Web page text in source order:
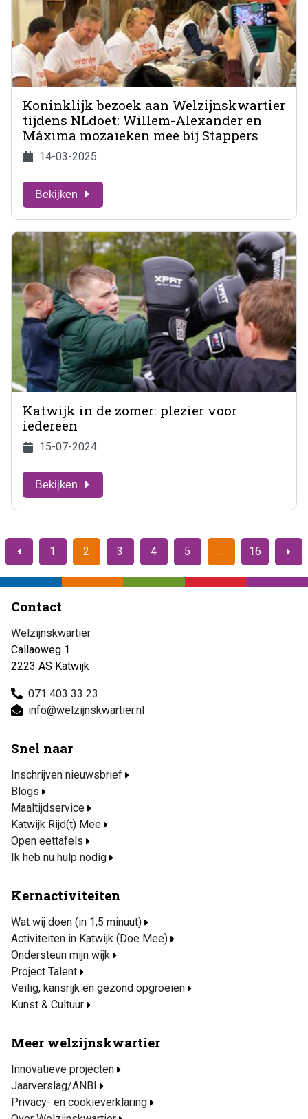
Koninklijk bezoek aan Welzijnskwartier
tijdens NLdoet: Willem-Alexander en
Máxima mozaïeken mee bij Stappers
14-03-2025
Bekijken
Katwijk in de zomer: plezier voor
iedereen
15-07-2024
Bekijken
1 2 3 4 5
16
Contact
Welzijnskwartier
Callaoweg 1
2223 AS Katwijk
071 403 33 23
info@welzijnskwartier.nl
Snel naar
Inschrijven nieuwsbrief
Blogs
Maaltijdservice
Katwijk Rijd(t) Mee
Open eettafels
Ik heb nu hulp nodig
Kernactiviteiten
Wat wij doen (in 1,5 minuut)
Activiteiten in Katwijk (Doe Mee)
Ondersteun mijn wijk
Project Talent
Veilig, kansrijk en gezond opgroeien
Kunst & Cultuur
Meer welzijnskwartier
Innovatieve projecten
Jaarverslag/ANBI
Privacy- en cookieverklaring